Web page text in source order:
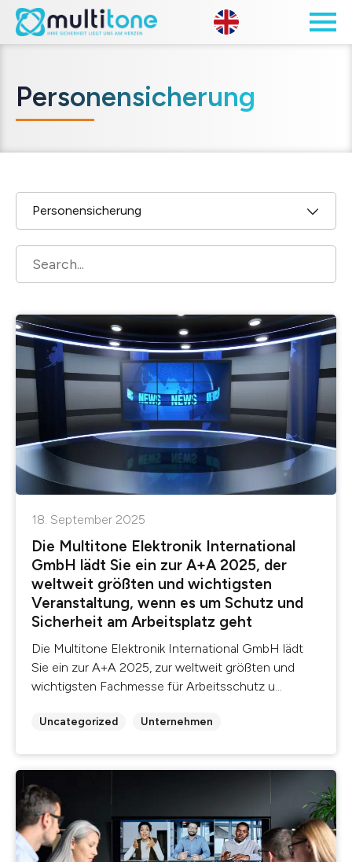
Open site
Personensicherung
18. September 2025
Die Multitone Elektronik International
GmbH lädt Sie ein zur A+A 2025, der
weltweit größten und wichtigsten
Veranstaltung, wenn es um Schutz und
Sicherheit am Arbeitsplatz geht
Die Multitone Elektronik International GmbH lädt
Sie ein zur A+A 2025, zur weltweit größten und
wichtigsten Fachmesse für Arbeitsschutz u...
Uncategorized Unternehmen